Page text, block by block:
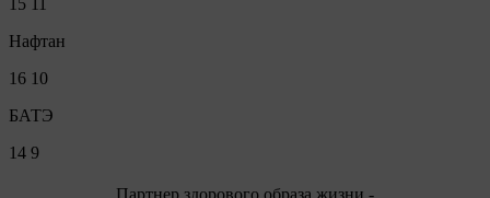
Нафтан
16 10
БАТЭ
14 9
Партнер здорового образа жизни -